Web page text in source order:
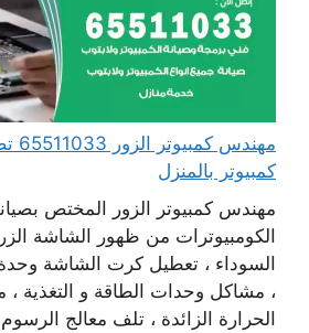
كمبيوتر بالمنزل
مهندس كمبيوتر الزور المختص
الكومبيوترات من ظهور الشاشة
السوداء ، تعطيل كرت الشاشة
، مشاكل وحدات الطاقة و التغذية ،
الحرارة الزائدة ، تلف معالج الرسوم